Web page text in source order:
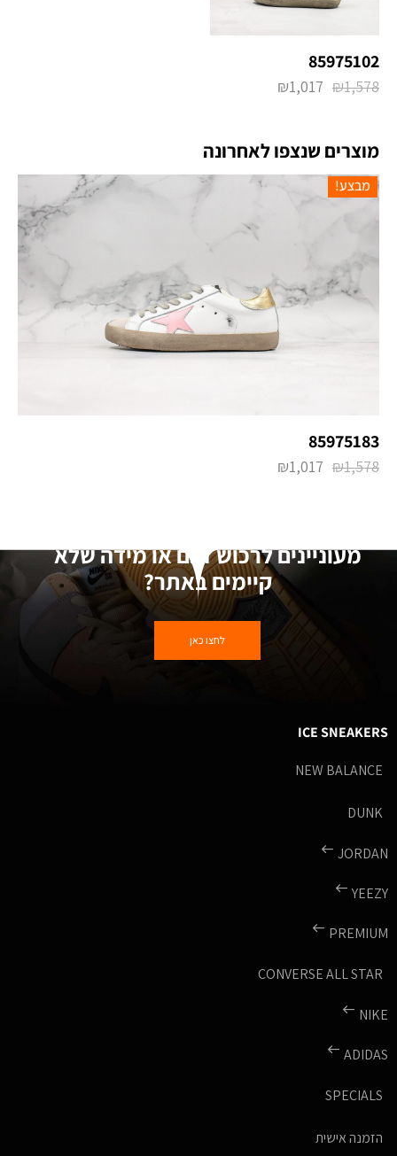
85975102
₪1,578
₪1,017
מוצרים שנצפו לאחרונה
מבצע!
85975183
₪1,578
₪1,017
מעוניינים לרכוש דגם או מידה שלא
קיימים באתר?
לחצו כאן
ICE SNEAKERS
NEW BALANCE
DUNK
JORDAN
YEEZY
PREMIUM
CONVERSE ALL STAR
NIKE
ADIDAS
SPECIALS
הזמנה אישית